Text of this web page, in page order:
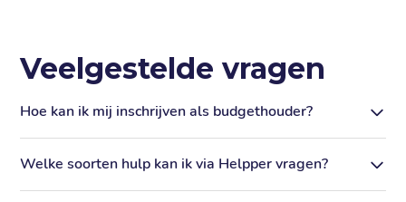
Veelgestelde vragen
Hoe kan ik mij inschrijven als budgethouder?
Welke soorten hulp kan ik via Helpper vragen?